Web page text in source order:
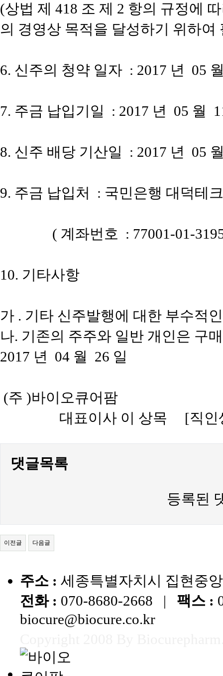
(상법 제 418 조 제 2 항의 규정에
의 경영상 목적을 달성하기 위하
6. 신주의 청약 일자 : 2017 년 05
7. 주금 납입기일 : 2017 년 05 월
8. 신주 배당 기산일 : 2017 년 05
9. 주금 납입처 : 국민은행 대덕테
( 계좌번호 : 77001-01-
10. 기타사항
가 . 기타 신주발행에 대한 부수적
나. 기존의 주주와 일반 개인은 구
2017 년 04 월 26 일
(주 )바이오큐어팜
대표이사 이 상목
[직
댓글목록
등록된
이전글 다음글
주소 : 세종특별자치시 집현중
전화 : 070-8680-2668 | 팩스 :
biocure@biocure.co.kr